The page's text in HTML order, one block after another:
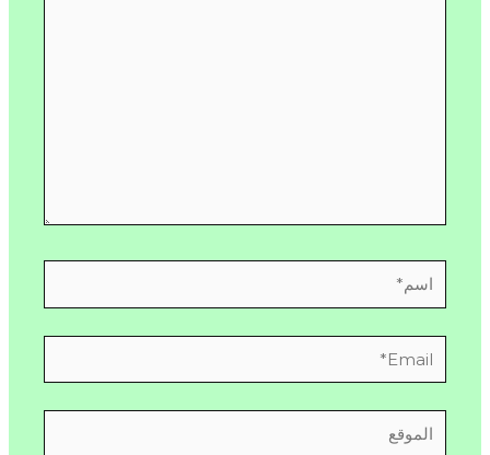
اسم*
Email*
الموقع